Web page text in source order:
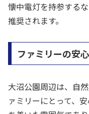
懐中電灯を持参する
推奨されます。
ファミリーの安
大沼公園周辺は、自
ァミリーにとって、